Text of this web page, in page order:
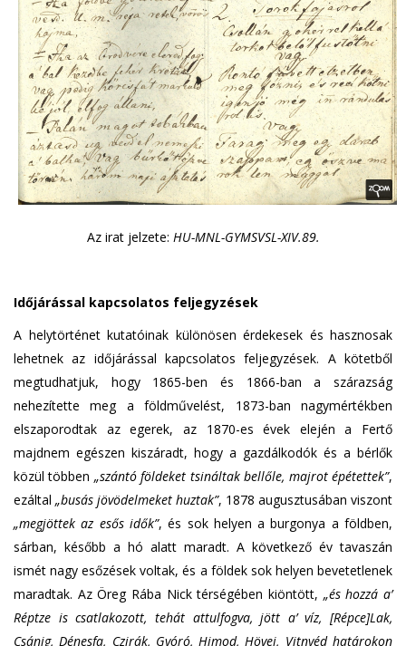
Az irat jelzete: HU-MNL-GYMSVSL-XIV.89.
Időjárással kapcsolatos feljegyzések
A helytörténet kutatóinak különösen érdekesek és hasznosak
lehetnek az időjárással kapcsolatos feljegyzések. A kötetből
megtudhatjuk, hogy 1865-ben és 1866-ban a szárazság
nehezítette meg a földművelést, 1873-ban nagymértékben
elszaporodtak az egerek, az 1870-es évek elején a Fertő
majdnem egészen kiszáradt, hogy a gazdálkodók és a bérlők
közül többen „szántó földeket tsináltak bellőle, majrot épétettek”,
ezáltal „busás jövödelmeket huztak”, 1878 augusztusában viszont
„megjöttek az esős idők”, és sok helyen a burgonya a földben,
sárban, később a hó alatt maradt. A következő év tavaszán
ismét nagy esőzések voltak, és a földek sok helyen bevetetlenek
maradtak. Az Öreg Rába Nick térségében kiöntött, „és hozzá a’
Réptze is csatlakozott, tehát attulfogva, jött a’ víz, [Répce]Lak,
Csánig, Dénesfa, Czirák, Gyóró, Himod, Hövej, Vitnyéd határokon